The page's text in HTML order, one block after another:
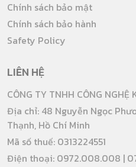
Chính sách bảo mật
Chính sách bảo hành
Safety Policy
LIÊN HỆ
CÔNG TY TNHH CÔNG
Địa chỉ: 48 Nguyễn Ngọc
Thạnh, Hồ Chí Minh
Mã số thuế: 0313224551
Điện thoại: 0972.008.008 |